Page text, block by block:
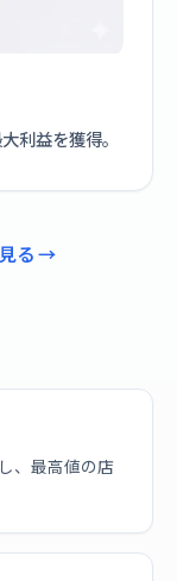
利益を獲得。
る →
、最高値の店